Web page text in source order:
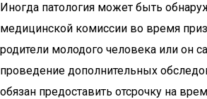
Иногда патология может быть
медицинской комиссии во время
родители молодого человека или он
проведение дополнительных
обязан предоставить отсрочку на